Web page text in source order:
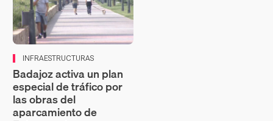
INFRAESTRUCTURAS
Badajoz activa un plan
especial de tráfico por
las obras del
aparcamiento de